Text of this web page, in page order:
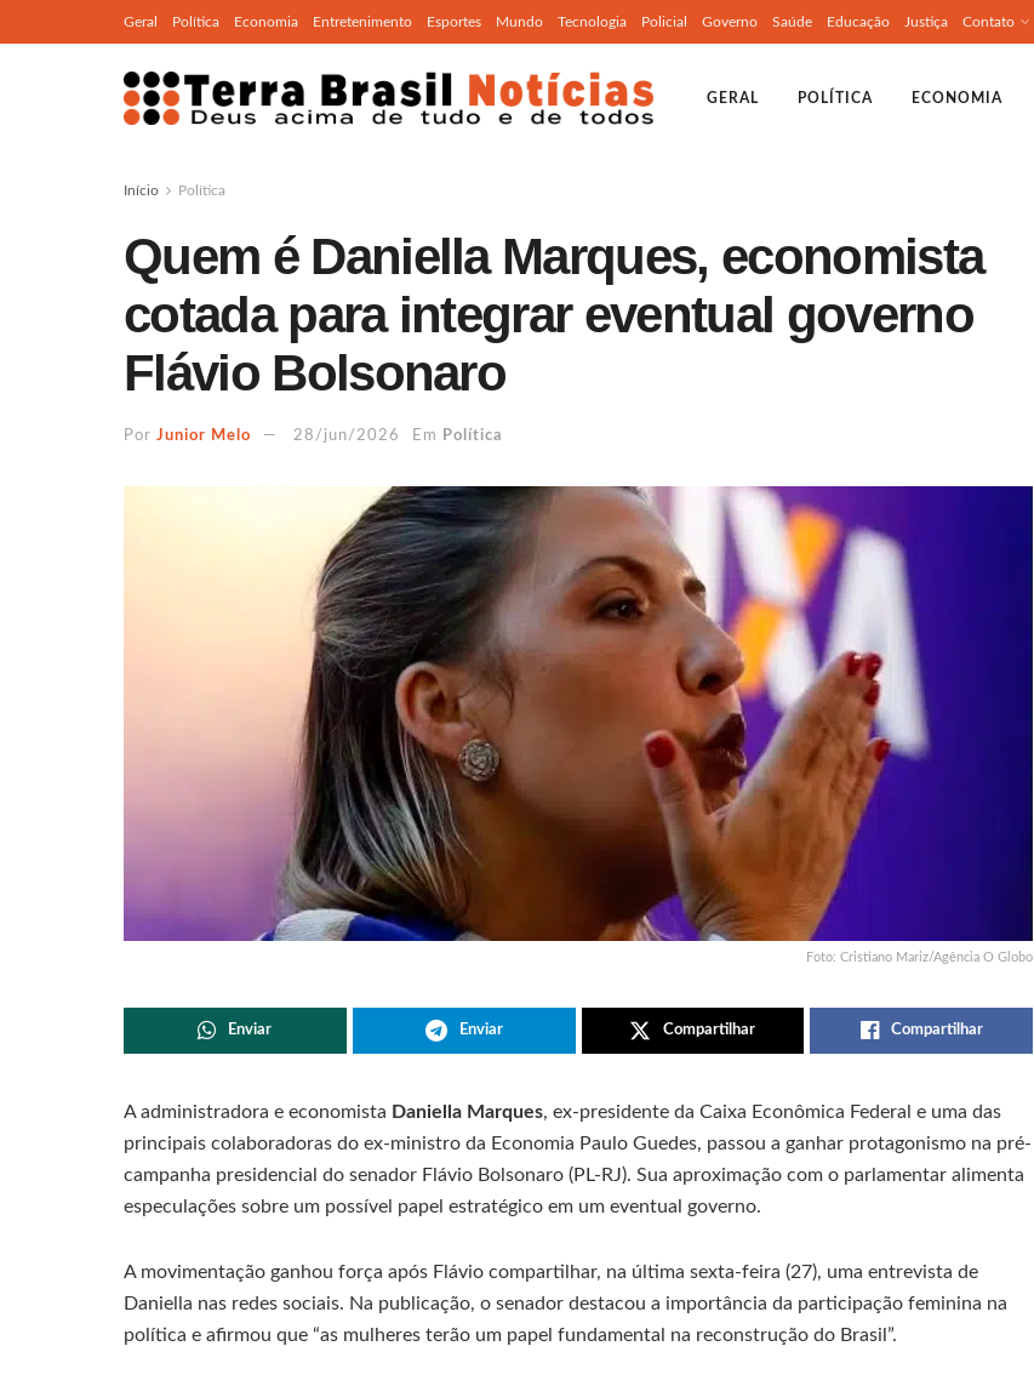
Geral Política Economia Entretenimento Esportes Mundo Tecnologia Policial Governo Saúde Educação Justiça Contato
GERAL POLÍTICA ECONOMIA
Início Política
Quem é Daniella Marques, economista
cotada para integrar eventual governo
Flávio Bolsonaro
Por Junior Melo 28/jun/2026 Em Política
Foto: Cristiano Mariz/Agência O Globo
Enviar Enviar Compartilhar Compartilhar
A administradora e economista Daniella Marques, ex-presidente da Caixa Econômica Federal e uma das
principais colaboradoras do ex-ministro da Economia Paulo Guedes, passou a ganhar protagonismo na pré-
campanha presidencial do senador Flávio Bolsonaro (PL-RJ). Sua aproximação com o parlamentar alimenta
especulações sobre um possível papel estratégico em um eventual governo.
A movimentação ganhou força após Flávio compartilhar, na última sexta-feira (27), uma entrevista de
Daniella nas redes sociais. Na publicação, o senador destacou a importância da participação feminina na
política e afirmou que “as mulheres terão um papel fundamental na reconstrução do Brasil”.